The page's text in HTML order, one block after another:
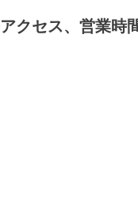
クセス、営業時